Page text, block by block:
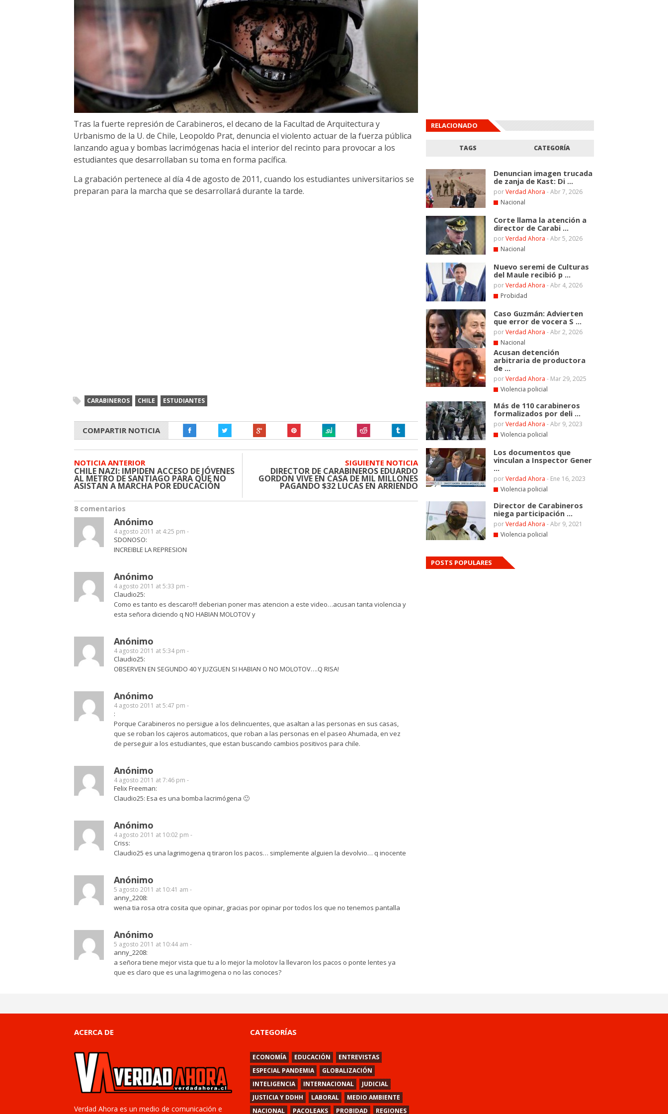
Tras la fuerte represión de Carabineros, el decano de la Facultad de Arquitectura y
Urbanismo de la U. de Chile, Leopoldo Prat, denuncia el violento actuar de la fuerza pública
lanzando agua y bombas lacrimógenas hacia el interior del recinto para provocar a los
estudiantes que desarrollaban su toma en forma pacífica.
La grabación pertenece al día 4 de agosto de 2011, cuando los estudiantes universitarios se
preparan para la marcha que se desarrollará durante la tarde.
CARABINEROS CHILE ESTUDIANTES
COMPARTIR NOTICIA
NOTICIA ANTERIOR
CHILE NAZI: IMPIDEN ACCESO DE JÓVENES
AL METRO DE SANTIAGO PARA QUE NO
ASISTAN A MARCHA POR EDUCACIÓN
SIGUIENTE NOTICIA
DIRECTOR DE CARABINEROS EDUARDO
GORDON VIVE EN CASA DE MIL MILLONES
PAGANDO $32 LUCAS EN ARRIENDO
8 comentarios
Anónimo
4 agosto 2011 at 4:25 pm -
SDONOSO:
INCREIBLE LA REPRESION
Anónimo
4 agosto 2011 at 5:33 pm -
Claudio25:
Como es tanto es descaro!!! deberian poner mas atencion a este video…acusan tanta violencia y
esta señora diciendo q NO HABIAN MOLOTOV y
Anónimo
4 agosto 2011 at 5:34 pm -
Claudio25:
OBSERVEN EN SEGUNDO 40 Y JUZGUEN SI HABIAN O NO MOLOTOV….Q RISA!
Anónimo
4 agosto 2011 at 5:47 pm -
:
Porque Carabineros no persigue a los delincuentes, que asaltan a las personas en sus casas,
que se roban los cajeros automaticos, que roban a las personas en el paseo Ahumada, en vez
de perseguir a los estudiantes, que estan buscando cambios positivos para chile.
Anónimo
4 agosto 2011 at 7:46 pm -
Felix Freeman:
Claudio25: Esa es una bomba lacrimógena 🙂
Anónimo
4 agosto 2011 at 10:02 pm -
Criss:
Claudio25 es una lagrimogena q tiraron los pacos… simplemente alguien la devolvio… q inocente
Anónimo
5 agosto 2011 at 10:41 am -
anny_2208:
wena tia rosa otra cosita que opinar, gracias por opinar por todos los que no tenemos pantalla
Anónimo
5 agosto 2011 at 10:44 am -
anny_2208:
a señora tiene mejor vista que tu a lo mejor la molotov la llevaron los pacos o ponte lentes ya
que es claro que es una lagrimogena o no las conoces?
RELACIONADO
TAGS CATEGORÍA
Denuncian imagen trucada
de zanja de Kast: Di ...
porVerdad Ahora -Abr 7, 2026
Nacional
Corte llama la atención a
director de Carabi ...
porVerdad Ahora -Abr 5, 2026
Nacional
Nuevo seremi de Culturas
del Maule recibió p ...
porVerdad Ahora -Abr 4, 2026
Probidad
Caso Guzmán: Advierten
que error de vocera S ...
porVerdad Ahora -Abr 2, 2026
Nacional
Acusan detención
arbitraria de productora
de ...
porVerdad Ahora - Mar 29, 2025
Violencia policial
Más de 110 carabineros
formalizados por deli ...
porVerdad Ahora -Abr 9, 2023
Violencia policial
Los documentos que
vinculan a Inspector Gener
...
porVerdad Ahora - Ene 16, 2023
Violencia policial
Director de Carabineros
niega participación ...
porVerdad Ahora -Abr 9, 2021
Violencia policial
POSTS POPULARES
ACERCA DE
Verdad Ahora es un medio de comunicación e
CATEGORÍAS
ECONOMÍA EDUCACIÓN
ENTREVISTAS
ESPECIAL PANDEMIA
GLOBALIZACIÓN
INTELIGENCIA
INTERNACIONAL
JUDICIAL
JUSTICIA Y DDHH
LABORAL
MEDIO AMBIENTE
NACIONAL
PACOLEAKS PROBIDAD REGIONES